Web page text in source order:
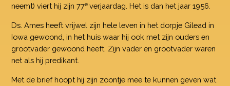
neemt) viert hij zijn 77everjaardag. Het is dan het jaar 1956.
Ds. Ames heeft vrijwel zijn hele leven in het dorpje Gilead in
Iowa gewoond, in het huis waar hij ook met zijn ouders en
grootvader gewoond heeft. Zijn vader en grootvader waren
net als hij predikant.
Met de brief hoopt hij zijn zoontje mee te kunnen geven wat